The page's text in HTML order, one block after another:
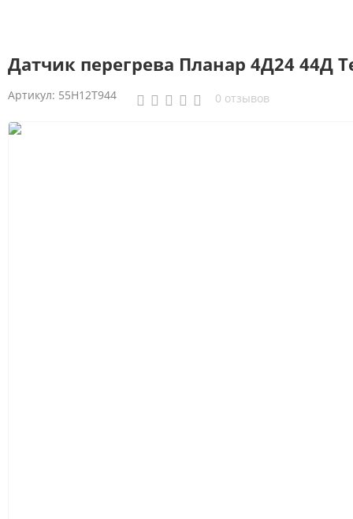
Датчик перегрева Планар 4Д24 44Д
Артикул: 55Н12Т944 0 отзывов